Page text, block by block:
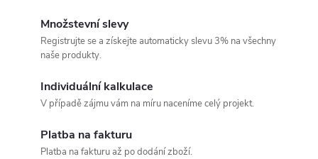
Množstevní slevy
Registrujte se a získejte automaticky slevu 3% na všechny
naše produkty.
Individuální kalkulace
V případě zájmu vám na míru naceníme celý projekt.
Platba na fakturu
Platba na fakturu až po dodání zboží.